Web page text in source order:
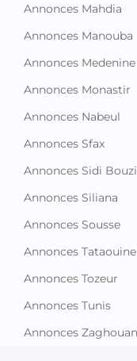
Annonces Mahdia
Annonces Manouba
Annonces Medenine
Annonces Monastir
Annonces Nabeul
Annonces Sfax
Annonces Sidi
Annonces Siliana
Annonces Sousse
Annonces Tataouine
Annonces Tozeur
Annonces Tunis
Annonces Zaghouan